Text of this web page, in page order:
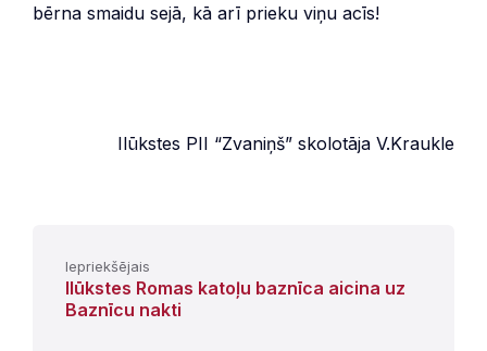
bērna smaidu sejā, kā arī prieku viņu acīs!
Ilūkstes PII “Zvaniņš” skolotāja V.Kraukle
Iepriekšējais
Ilūkstes Romas katoļu baznīca aicina uz
Baznīcu nakti